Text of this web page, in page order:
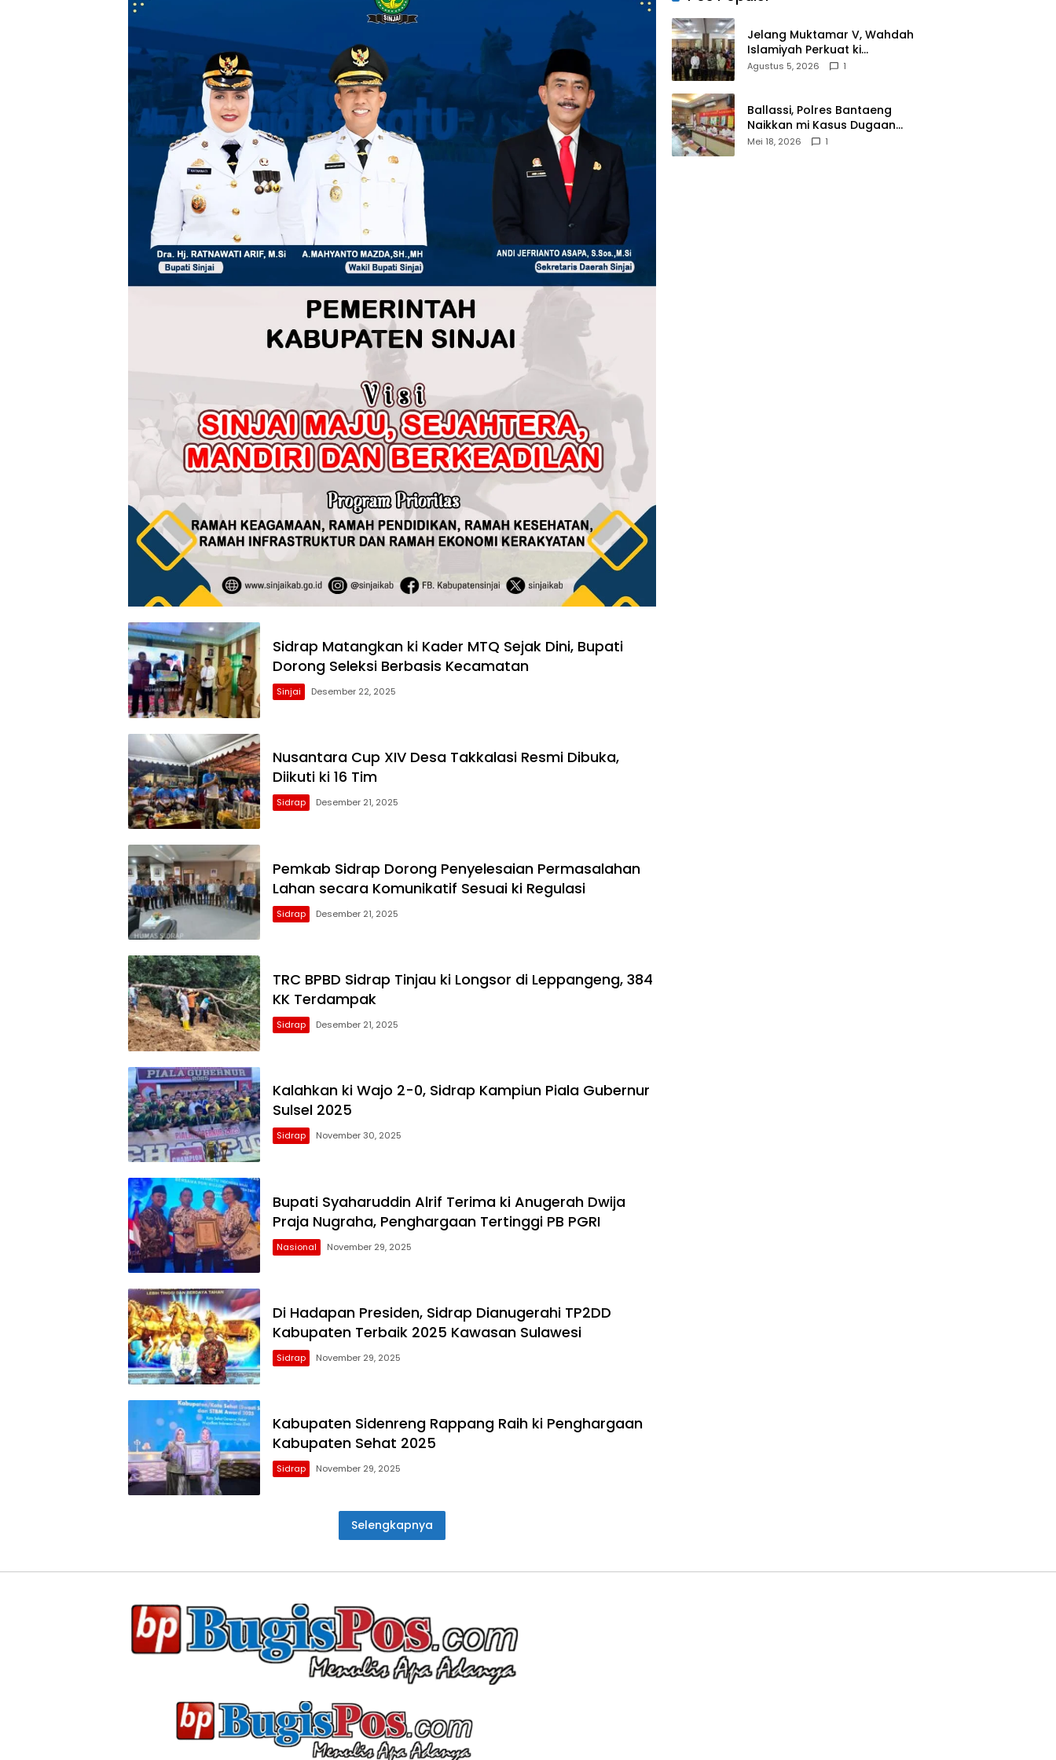
Sidrap Matangkan ki Kader MTQ Sejak Dini, Bupati
Dorong Seleksi Berbasis Kecamatan
Sinjai Desember 22, 2025
Nusantara Cup XIV Desa Takkalasi Resmi Dibuka,
Diikuti ki 16 Tim
Sidrap Desember 21, 2025
Pemkab Sidrap Dorong Penyelesaian Permasalahan
Lahan secara Komunikatif Sesuai ki Regulasi
Sidrap Desember 21, 2025
TRC BPBD Sidrap Tinjau ki Longsor di Leppangeng, 384
KK Terdampak
Sidrap Desember 21, 2025
Kalahkan ki Wajo 2-0, Sidrap Kampiun Piala Gubernur
Sulsel 2025
Sidrap November 30, 2025
Bupati Syaharuddin Alrif Terima ki Anugerah Dwija
Praja Nugraha, Penghargaan Tertinggi PB PGRI
Nasional November 29, 2025
Di Hadapan Presiden, Sidrap Dianugerahi TP2DD
Kabupaten Terbaik 2025 Kawasan Sulawesi
Sidrap November 29, 2025
Kabupaten Sidenreng Rappang Raih ki Penghargaan
Kabupaten Sehat 2025
Sidrap November 29, 2025
Selengkapnya
Jelang Muktamar V, Wahdah
Islamiyah Perkuat ki
Wasathiyah dan Kebangsaan
Agustus 5, 2026 1
Ballassi, Polres Bantaeng
Naikkan mi Kasus Dugaan
Korupsi PDAM ke Penyidikan
Mei 18, 2026 1